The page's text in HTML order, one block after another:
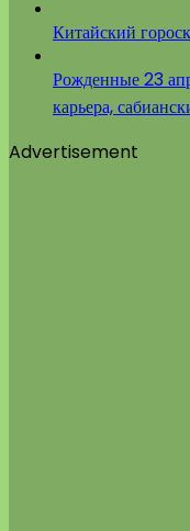
Китайский
Рожденные 23
карьера,
Advertisement